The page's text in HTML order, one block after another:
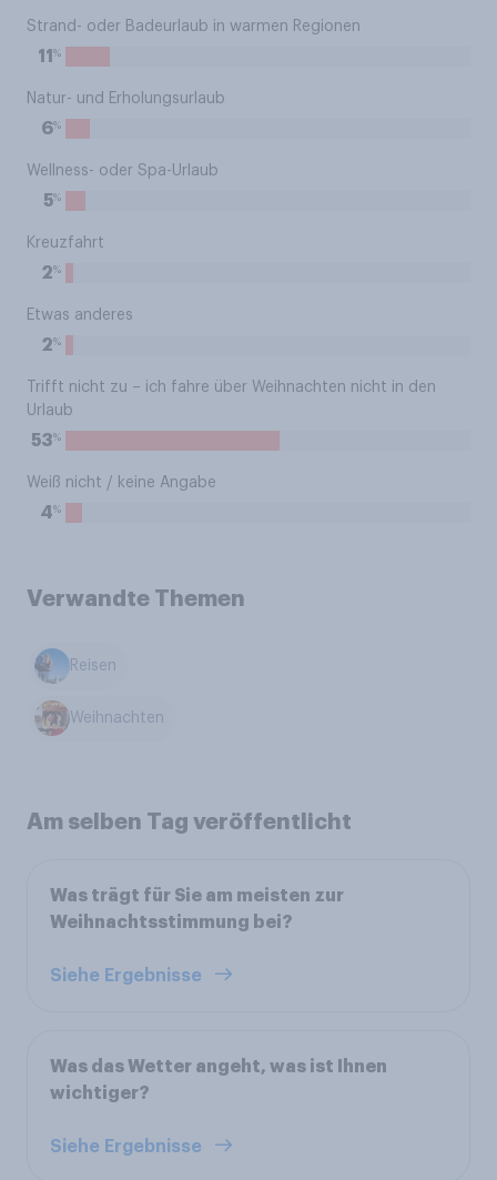
Strand- oder Badeurlaub in warmen Regionen
11 %
Natur- und Erholungsurlaub
6%
Wellness- oder Spa-Urlaub
5%
Kreuzfahrt
2%
Etwas anderes
2%
Trifft nicht zu – ich fahre über Weihnachten nicht in den
Urlaub
53%
Weiß nicht / keine Angabe
4%
Verwandte Themen
Reisen
Weihnachten
Am selben Tag veröffentlicht
Was trägt für Sie am meisten zur
Weihnachtsstimmung bei?
Siehe Ergebnisse
Was das Wetter angeht, was ist Ihnen
wichtiger?
Siehe Ergebnisse